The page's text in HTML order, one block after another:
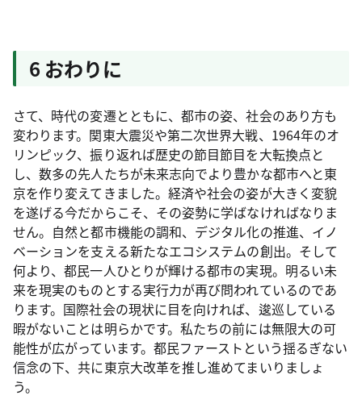
6 おわりに
さて、時代の変遷とともに、都市の姿、社会のあり方も
変わります。関東大震災や第二次世界大戦、1964年のオ
リンピック、振り返れば歴史の節目節目を大転換点と
し、数多の先人たちが未来志向でより豊かな都市へと東
京を作り変えてきました。経済や社会の姿が大きく変貌
を遂げる今だからこそ、その姿勢に学ばなければなりま
せん。自然と都市機能の調和、デジタル化の推進、イノ
ベーションを支える新たなエコシステムの創出。そして
何より、都民一人ひとりが輝ける都市の実現。明るい未
来を現実のものとする実行力が再び問われているのであ
ります。国際社会の現状に目を向ければ、逡巡している
暇がないことは明らかです。私たちの前には無限大の可
能性が広がっています。都民ファーストという揺るぎない
信念の下、共に東京大改革を推し進めてまいりましょ
う。